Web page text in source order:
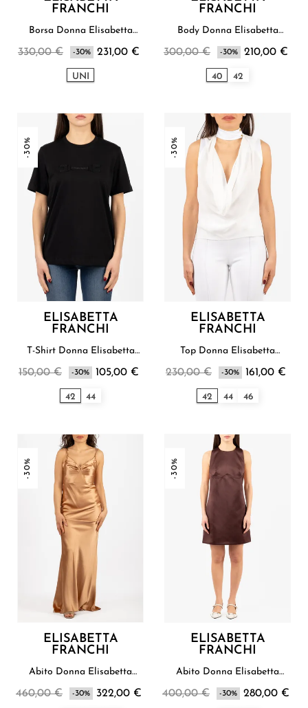
FRANCHI
Borsa Donna Elisabetta
330,00 € -30% 231,00 €
UNI
FRANCHI
Body Donna Elisabetta
300,00 € -30% 210,00 €
40 42
-30%
ELISABETTA
FRANCHI
T-Shirt Donna Elisabetta
150,00 € -30% 105,00 €
42 44
-30%
ELISABETTA
FRANCHI
Top Donna Elisabetta
230,00 € -30% 161,00 €
42 44 46
-30%
ELISABETTA
FRANCHI
Abito Donna Elisabetta
460,00 € -30% 322,00 €
-30%
ELISABETTA
FRANCHI
Abito Donna Elisabetta
400,00 € -30% 280,00 €